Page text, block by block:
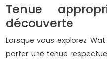
Tenue
découverte
Lorsque vous explorez
porter une tenue